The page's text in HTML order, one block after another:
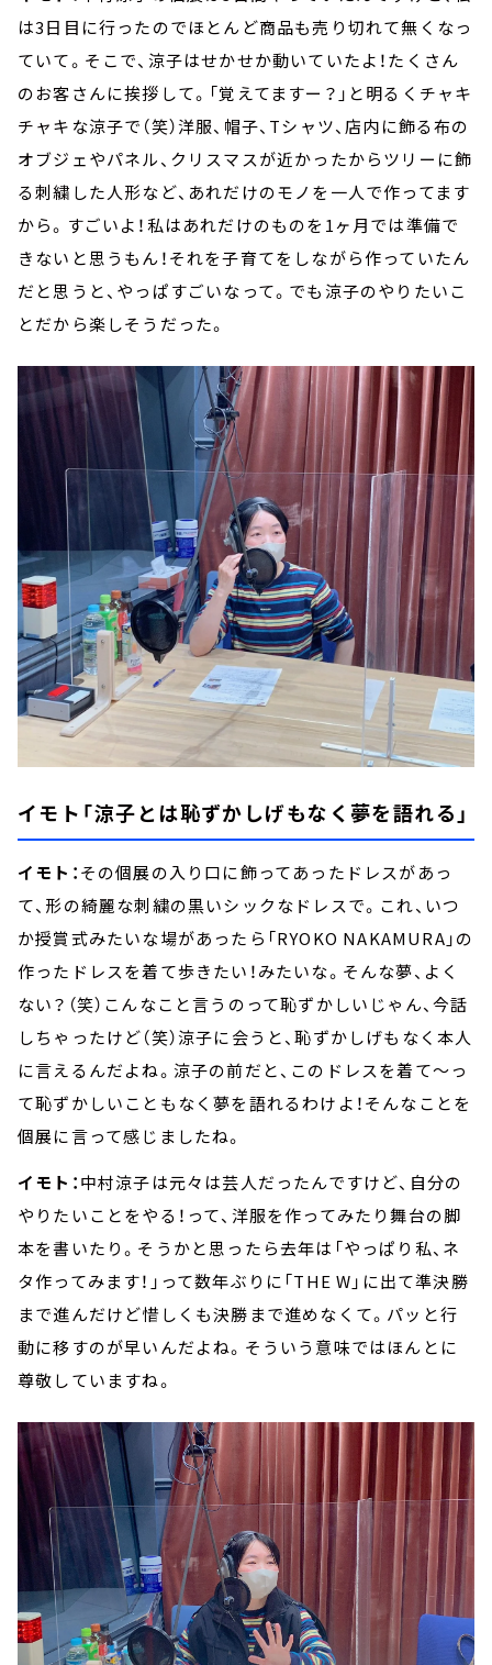
は3日目に行ったのでほとんど商品も売り切れて無くなっ
ていて。そこで、涼子はせかせか動いていたよ！たくさん
のお客さんに挨拶して。「覚えてますー？」と明るくチャキ
チャキな涼子で（笑）洋服、帽子、Tシャツ、店内に飾る布の
オブジェやパネル、クリスマスが近かったからツリーに飾
る刺繍した人形など、あれだけのモノを一人で作ってます
から。すごいよ！私はあれだけのものを1ヶ月では準備で
きないと思うもん！それを子育てをしながら作っていたん
だと思うと、やっぱすごいなって。でも涼子のやりたいこ
とだから楽しそうだった。
イモト「涼子とは恥ずかしげもなく夢を語れる」
イモト：その個展の入り口に飾ってあったドレスがあっ
て、形の綺麗な刺繍の黒いシックなドレスで。これ、いつ
か授賞式みたいな場があったら「RYOKO NAKAMURA」の
作ったドレスを着て歩きたい！みたいな。そんな夢、よく
ない？（笑）こんなこと言うのって恥ずかしいじゃん、今話
しちゃったけど（笑）涼子に会うと、恥ずかしげもなく本人
に言えるんだよね。涼子の前だと、このドレスを着て～っ
て恥ずかしいこともなく夢を語れるわけよ！そんなことを
個展に言って感じましたね。
イモト：中村涼子は元々は芸人だったんですけど、自分の
やりたいことをやる！って、洋服を作ってみたり舞台の脚
本を書いたり。そうかと思ったら去年は「やっぱり私、ネ
タ作ってみます！」って数年ぶりに「THE W」に出て準決勝
まで進んだけど惜しくも決勝まで進めなくて。パッと行
動に移すのが早いんだよね。そういう意味ではほんとに
尊敬していますね。